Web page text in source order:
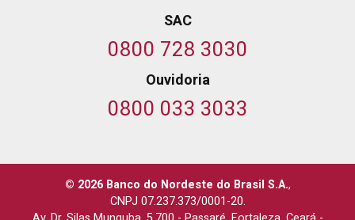
SAC
0800 728 3030
Ouvidoria
0800 033 3033
© 2026 Banco do Nordeste do Brasil S.A.,
CNPJ 07.237.373/0001-20.